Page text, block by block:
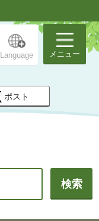
Language メニュー
ポスト